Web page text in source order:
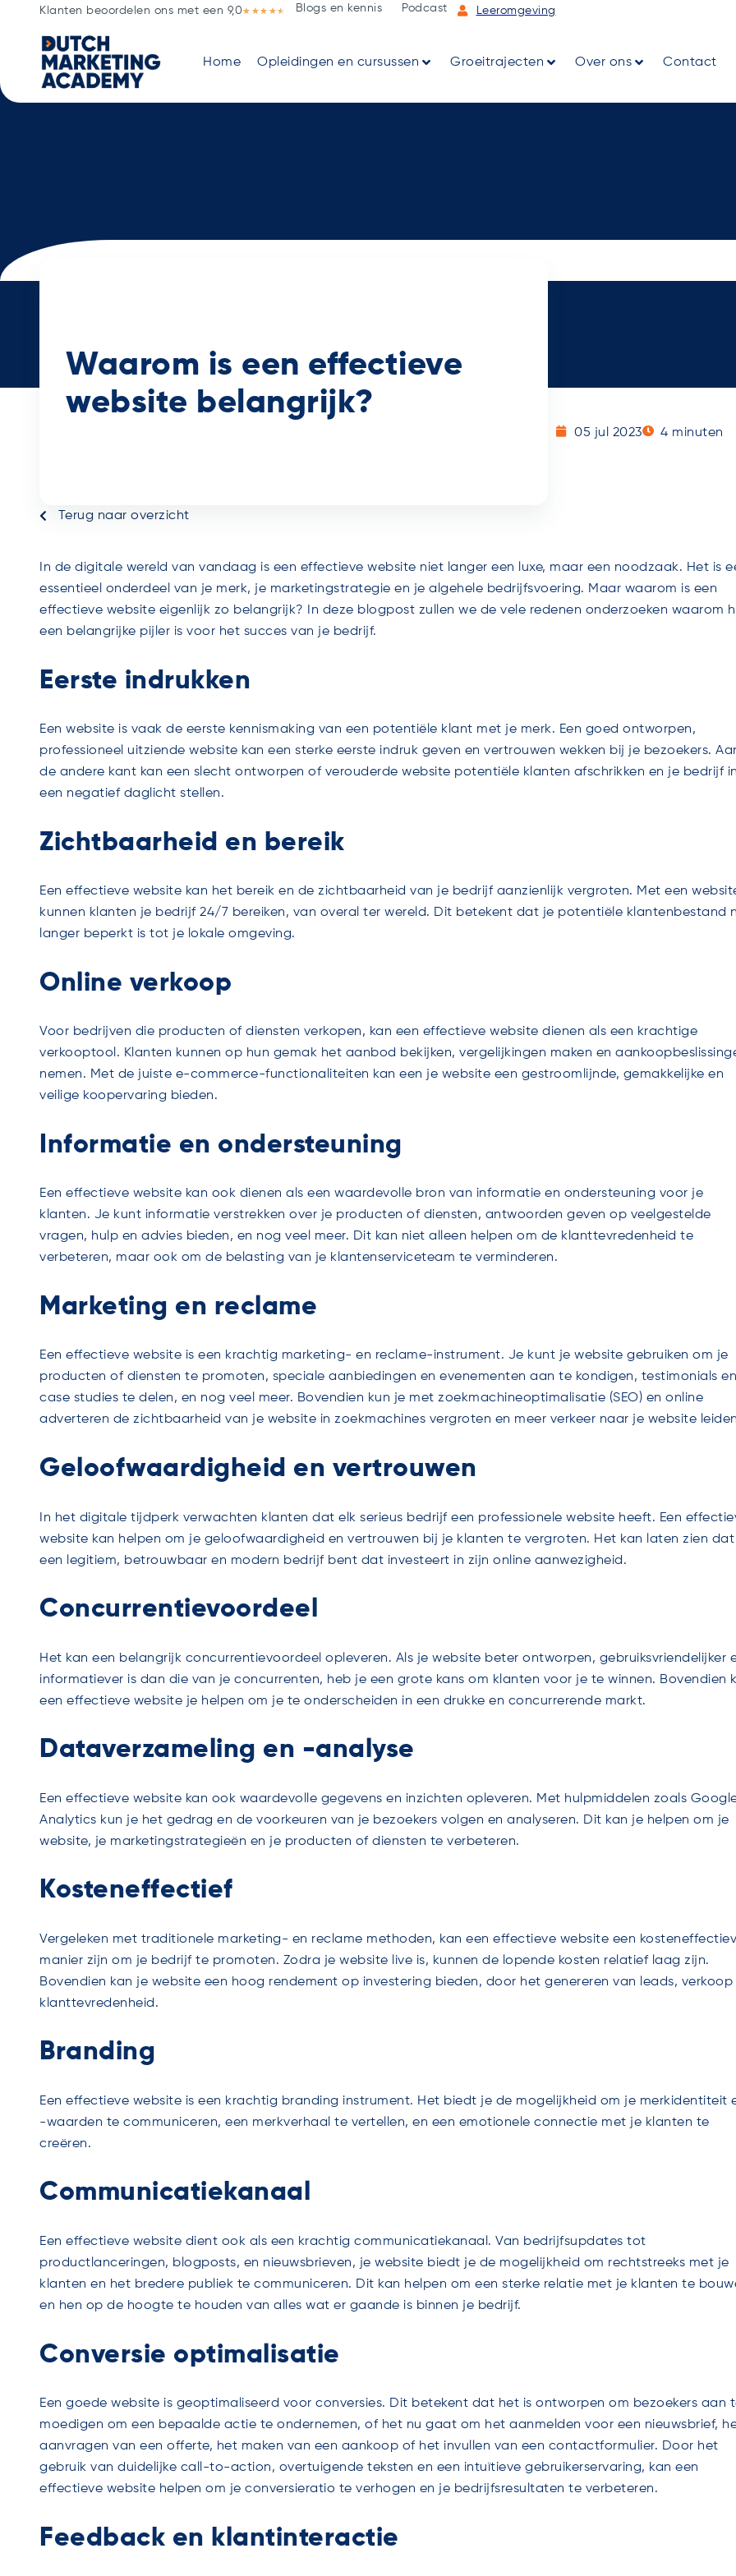
Klanten beoordelen ons met een 9,0★ ★★ ★★ Blogs en kennis Podcast Leeromgeving
Home Opleidingen en cursussen Groeitrajecten Over ons Contact
Waarom is een effectieve
website belangrijk?
Terug naar overzicht
05 jul 2023 4 minuten
In de digitale wereld van vandaag is een effectieve website niet langer een luxe, maar een noodzaak. Het is
essentieel onderdeel van je merk, je marketingstrategie en je algehele bedrijfsvoering. Maar waarom is een
effectieve website eigenlijk zo belangrijk? In deze blogpost zullen we de vele redenen onderzoeken waarom
een belangrijke pijler is voor het succes van je bedrijf.
Eerste indrukken
Een website is vaak de eerste kennismaking van een potentiële klant met je merk. Een goed ontworpen,
professioneel uitziende website kan een sterke eerste indruk geven en vertrouwen wekken bij je bezoekers.
de andere kant kan een slecht ontworpen of verouderde website potentiële klanten afschrikken en je bedrijf in
een negatief daglicht stellen.
Zichtbaarheid en bereik
Een effectieve website kan het bereik en de zichtbaarheid van je bedrijf aanzienlijk vergroten. Met een
kunnen klanten je bedrijf 24/7 bereiken, van overal ter wereld. Dit betekent dat je potentiële klantenbestand
langer beperkt is tot je lokale omgeving.
Online verkoop
Voor bedrijven die producten of diensten verkopen, kan een effectieve website dienen als een krachtige
verkooptool. Klanten kunnen op hun gemak het aanbod bekijken, vergelijkingen maken en
nemen. Met de juiste e-commerce-functionaliteiten kan een je website een gestroomlijnde, gemakkelijke en
veilige koopervaring bieden.
Informatie en ondersteuning
Een effectieve website kan ook dienen als een waardevolle bron van informatie en ondersteuning voor je
klanten. Je kunt informatie verstrekken over je producten of diensten, antwoorden geven op veelgestelde
vragen, hulp en advies bieden, en nog veel meer. Dit kan niet alleen helpen om de klanttevredenheid te
verbeteren, maar ook om de belasting van je klantenserviceteam te verminderen.
Marketing en reclame
Een effectieve website is een krachtig marketing- en reclame-instrument. Je kunt je website gebruiken om je
producten of diensten te promoten, speciale aanbiedingen en evenementen aan te kondigen, testimonials en
case studies te delen, en nog veel meer. Bovendien kun je met zoekmachineoptimalisatie (SEO) en online
adverteren de zichtbaarheid van je website in zoekmachines vergroten en meer verkeer naar je website
Geloofwaardigheid en vertrouwen
In het digitale tijdperk verwachten klanten dat elk serieus bedrijf een professionele website heeft. Een
website kan helpen om je geloofwaardigheid en vertrouwen bij je klanten te vergroten. Het kan laten zien
een legitiem, betrouwbaar en modern bedrijf bent dat investeert in zijn online aanwezigheid.
Concurrentievoordeel
Het kan een belangrijk concurrentievoordeel opleveren. Als je website beter ontworpen, gebruiksvriendelijker
informatiever is dan die van je concurrenten, heb je een grote kans om klanten voor je te winnen. Bovendien
een effectieve website je helpen om je te onderscheiden in een drukke en concurrerende markt.
Dataverzameling en -analyse
Een effectieve website kan ook waardevolle gegevens en inzichten opleveren. Met hulpmiddelen zoals
Analytics kun je het gedrag en de voorkeuren van je bezoekers volgen en analyseren. Dit kan je helpen om je
website, je marketingstrategieën en je producten of diensten te verbeteren.
Kosteneffectief
Vergeleken met traditionele marketing- en reclame methoden, kan een effectieve website een
manier zijn om je bedrijf te promoten. Zodra je website live is, kunnen de lopende kosten relatief laag zijn.
Bovendien kan je website een hoog rendement op investering bieden, door het genereren van leads, verkoop
klanttevredenheid.
Branding
Een effectieve website is een krachtig branding instrument. Het biedt je de mogelijkheid om je merkidentiteit
-waarden te communiceren, een merkverhaal te vertellen, en een emotionele connectie met je klanten te
creëren.
Communicatiekanaal
Een effectieve website dient ook als een krachtig communicatiekanaal. Van bedrijfsupdates tot
productlanceringen, blogposts, en nieuwsbrieven, je website biedt je de mogelijkheid om rechtstreeks met je
klanten en het bredere publiek te communiceren. Dit kan helpen om een sterke relatie met je klanten te
en hen op de hoogte te houden van alles wat er gaande is binnen je bedrijf.
Conversie optimalisatie
Een goede website is geoptimaliseerd voor conversies. Dit betekent dat het is ontworpen om bezoekers aan
moedigen om een bepaalde actie te ondernemen, of het nu gaat om het aanmelden voor een nieuwsbrief,
aanvragen van een offerte, het maken van een aankoop of het invullen van een contactformulier. Door het
gebruik van duidelijke call-to-action, overtuigende teksten en een intuïtieve gebruikerservaring, kan een
effectieve website helpen om je conversieratio te verhogen en je bedrijfsresultaten te verbeteren.
Feedback en klantinteractie